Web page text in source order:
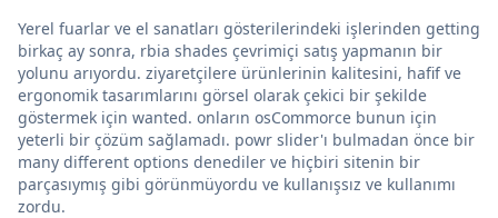
Yerel fuarlar ve el sanatları gösterilerindeki işlerinden getting
birkaç ay sonra, rbia shades çevrimiçi satış yapmanın bir
yolunu arıyordu. ziyaretçilere ürünlerinin kalitesini, hafif ve
ergonomik tasarımlarını görsel olarak çekici bir şekilde
göstermek için wanted. onların osCommorce bunun için
yeterli bir çözüm sağlamadı. powr slider'ı bulmadan önce bir
many different options denediler ve hiçbiri sitenin bir
parçasıymış gibi görünmüyordu ve kullanışsız ve kullanımı
zordu.